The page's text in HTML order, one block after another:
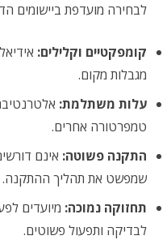
לבחירה מועדפת ביישומים
קומפקטיים וקלילים:
מגבלות מקום.
עלות משתלמת:
טמפרטורה אחרים.
התקנה פשוטה: אינם
שמפשט את תהליך ההתקנה.
תחזוקה נמוכה: מיועדים
לבדיקה ותפעול פשוטים.